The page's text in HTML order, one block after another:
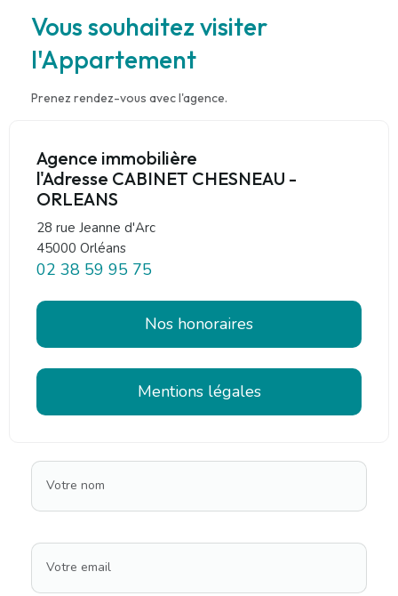
Vous souhaitez visiter
l'Appartement
Prenez rendez-vous avec l'agence.
Agence immobilière
l'Adresse CABINET CHESNEAU -
ORLEANS
28 rue Jeanne d'Arc
45000 Orléans
02 38 59 95 75
Nos honoraires
Mentions légales
Votre nom
Votre email